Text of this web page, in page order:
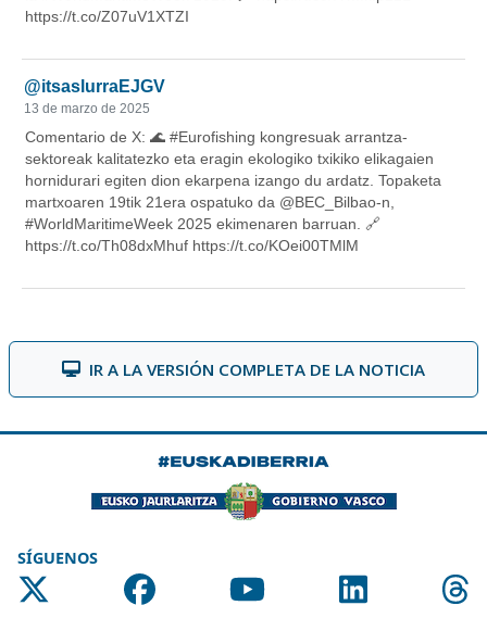
IR A LA VERSIÓN COMPLETA DE LA NOTICIA
SÍGUENOS